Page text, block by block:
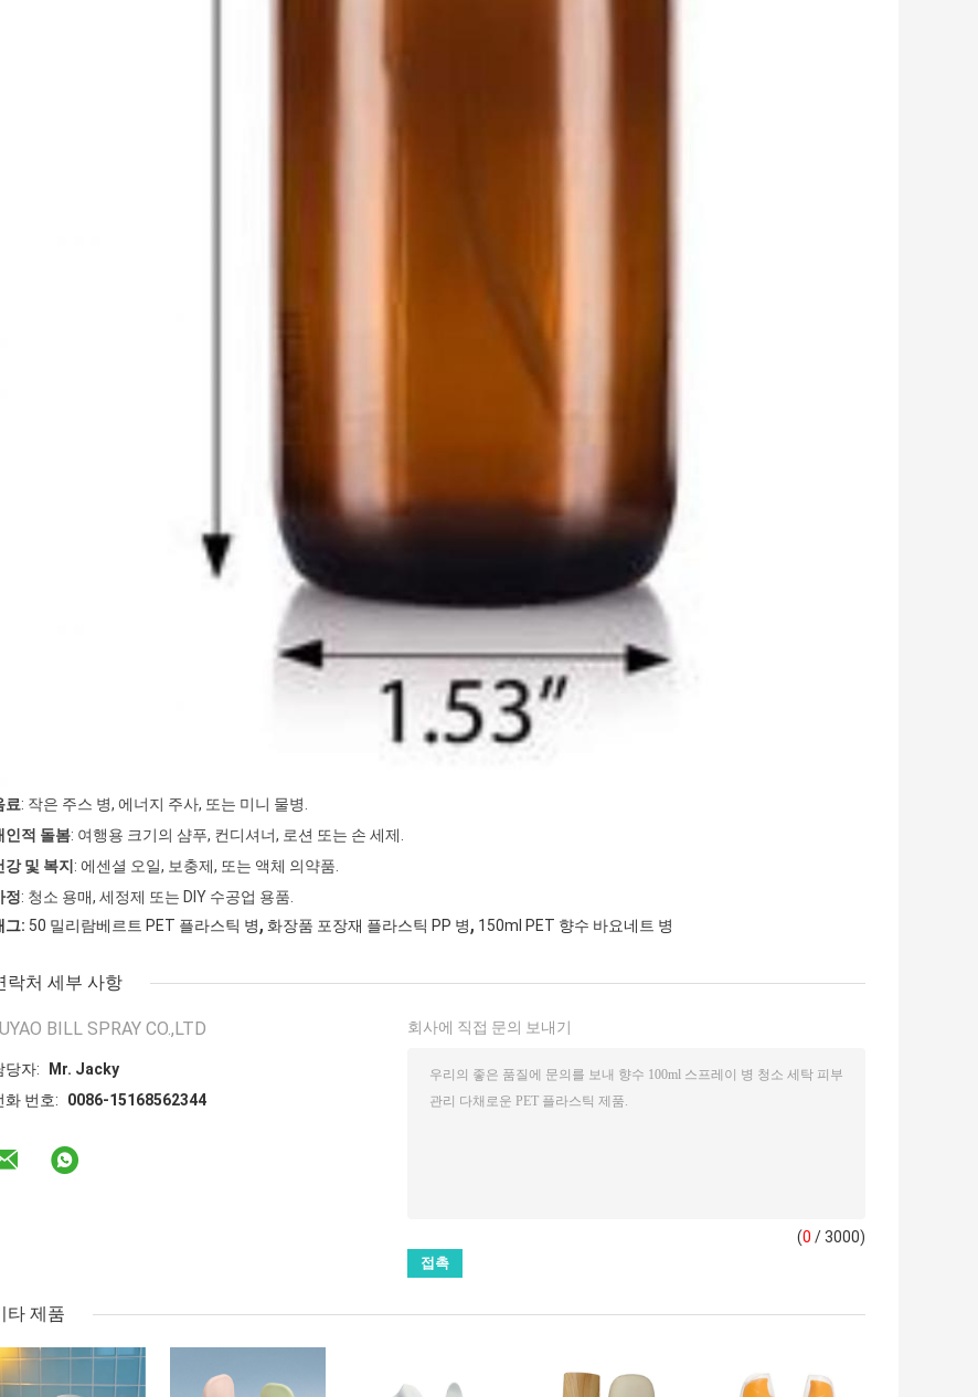
료: 작은 주스 병, 에너지 주사, 또는 미니 물병.
인적 돌봄: 여행용 크기의 샴푸, 컨디셔너, 로션 또는 손 세제.
강 및 복지 : 에센셜 오일, 보충제, 또는 액체 의약품.
정: 청소 용매, 세정제 또는 DIY 수공업 용품.
그: 50 밀리람베르트 PET 플라스틱 병, 화장품 포장재 플라스틱 PP 병, 150ml PET 향수 바요네트 병
락처 세부 사항
BILL SPRAY CO.,LTD
당자:
Mr. Jacky
화 번호:
0086-15168562344
회사에 직접 문의 보내기
(0 / 3000)
타 제품